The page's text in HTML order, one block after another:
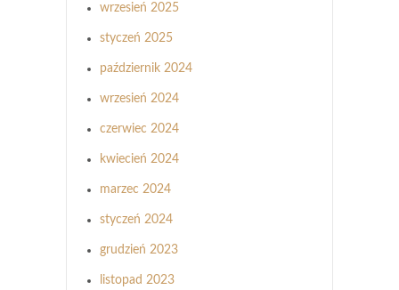
wrzesień 2025
styczeń 2025
październik 2024
wrzesień 2024
czerwiec 2024
kwiecień 2024
marzec 2024
styczeń 2024
grudzień 2023
listopad 2023